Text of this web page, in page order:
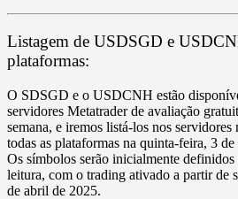
Listagem de USDSGD e
plataformas:
O SDSGD e o USDCNH estão
servidores Metatrader de avaliação
semana, e iremos listá-los nos servidores
todas as plataformas na quinta-feira, 3
Os símbolos serão inicialmente definidos
leitura, com o trading ativado a partir de
de abril de 2025.